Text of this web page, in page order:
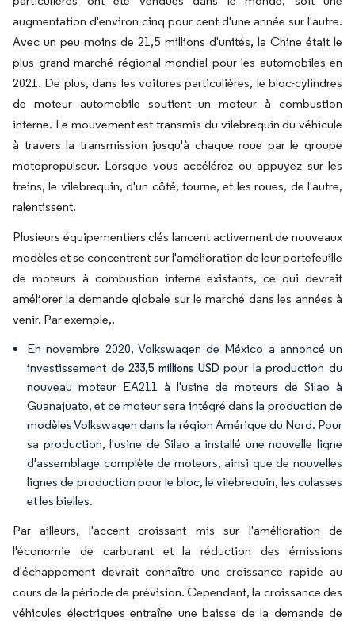
augmentation d'environ cinq pour cent d'une année sur l'autre.
Avec un peu moins de 21,5 millions d'unités, la Chine était le
plus grand marché régional mondial pour les automobiles en
2021. De plus, dans les voitures particulières, le bloc-cylindres
de moteur automobile soutient un moteur à combustion
interne. Le mouvement est transmis du vilebrequin du véhicule
à travers la transmission jusqu'à chaque roue par le groupe
motopropulseur. Lorsque vous accélérez ou appuyez sur les
freins, le vilebrequin, d'un côté, tourne, et les roues, de l'autre,
ralentissent.
Plusieurs équipementiers clés lancent activement de nouveaux
modèles et se concentrent sur l'amélioration de leur portefeuille
de moteurs à combustion interne existants, ce qui devrait
améliorer la demande globale sur le marché dans les années à
venir. Par exemple,.
En novembre 2020, Volkswagen de México a annoncé un
investissement de233,5 millions USDpour la production du
nouveau moteur EA211 à l'usine de moteurs de Silao à
Guanajuato, et ce moteur sera intégré dans la production de
modèles Volkswagen dans la région Amérique du Nord. Pour
sa production, l'usine de Silao a installé une nouvelle ligne
d'assemblage complète de moteurs, ainsi que de nouvelles
lignes de production pour le bloc, le vilebrequin, les culasses
et les bielles.
Par ailleurs, l'accent croissant mis sur l'amélioration de
l'économie de carburant et la réduction des émissions
d'échappement devrait connaître une croissance rapide au
cours de la période de prévision. Cependant, la croissance des
véhicules électriques entraîne une baisse de la demande de